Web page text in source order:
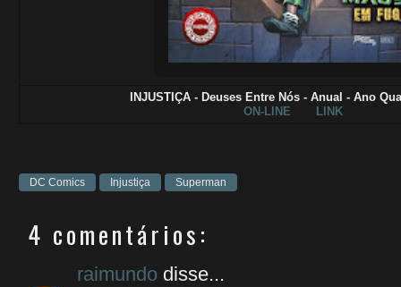
INJUSTIÇA - Deuses Entre Nós - Anual - Ano
ON-LINE
LINK
DC Comics Injustiça Superman
4 comentários:
raimundo disse...